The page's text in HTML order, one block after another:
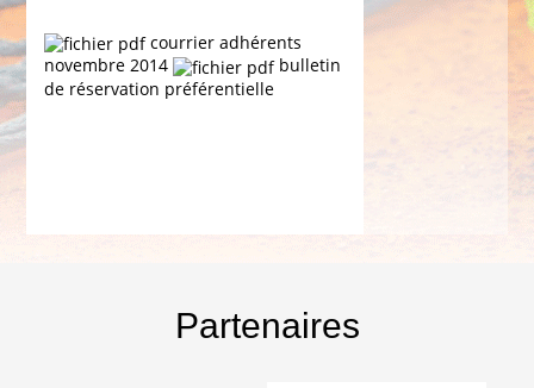
courrier adhérents
novembre 2014
bulletin
de réservation préférentielle
Partenaires